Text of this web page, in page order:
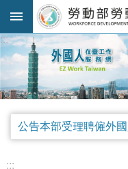
跳到主要內容區塊
進
階
搜
尋
規
:::
:::